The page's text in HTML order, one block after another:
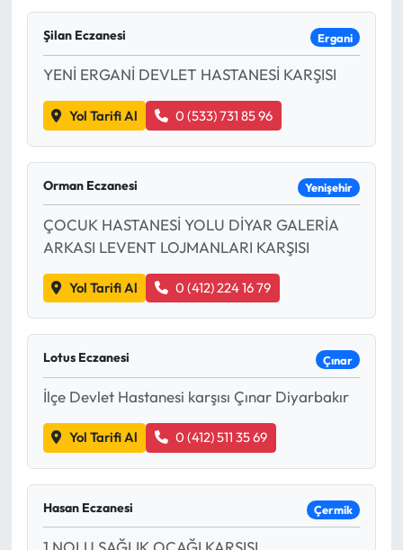
Şilan Eczanesi Ergani
YENİ ERGANİ DEVLET HASTANESİ KARŞISI
Yol Tarifi Al 0 (533) 731 85 96
Orman Eczanesi Yenişehir
ÇOCUK HASTANESİ YOLU DİYAR GALERİA
ARKASI LEVENT LOJMANLARI KARŞISI
Yol Tarifi Al 0 (412) 224 16 79
Lotus Eczanesi Çınar
İlçe Devlet Hastanesi karşısı Çınar Diyarbakır
Yol Tarifi Al 0 (412) 511 35 69
Hasan Eczanesi Çermik